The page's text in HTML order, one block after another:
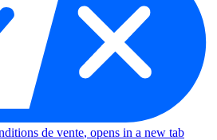
de vente, opens in a new tab